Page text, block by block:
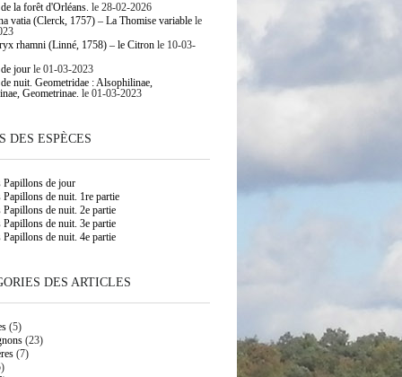
la forêt d'Orléans. le 28-02-2026
vatia (Clerck, 1757) – La Thomise variablele
rhamni (Linné, 1758) – le Citronle 10-03-
jourle 01-03-2023
nuit. Geometridae : Alsophilinae,
Geometrinae. le 01-03-2023
DES ESPÈCES
Papillons de jour
Papillons de nuit. 1re partie
Papillons de nuit. 2e partie
Papillons de nuit. 3e partie
Papillons de nuit. 4e partie
DES ARTICLES
(5)
(23)
(7)